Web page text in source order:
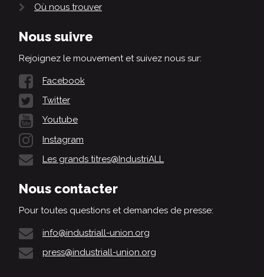
Où nous trouver
Nous suivre
Rejoignez le mouvement et suivez nous sur:
Facebook
Twitter
Youtube
Instagram
Les grands titres@IndustriALL
Nous contacter
Pour toutes questions et demandes de presse:
info@industriall-union.org
press@industriall-union.org